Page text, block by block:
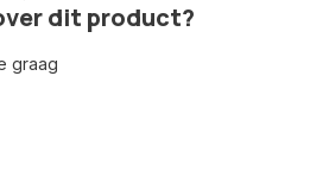
dit product?
graag